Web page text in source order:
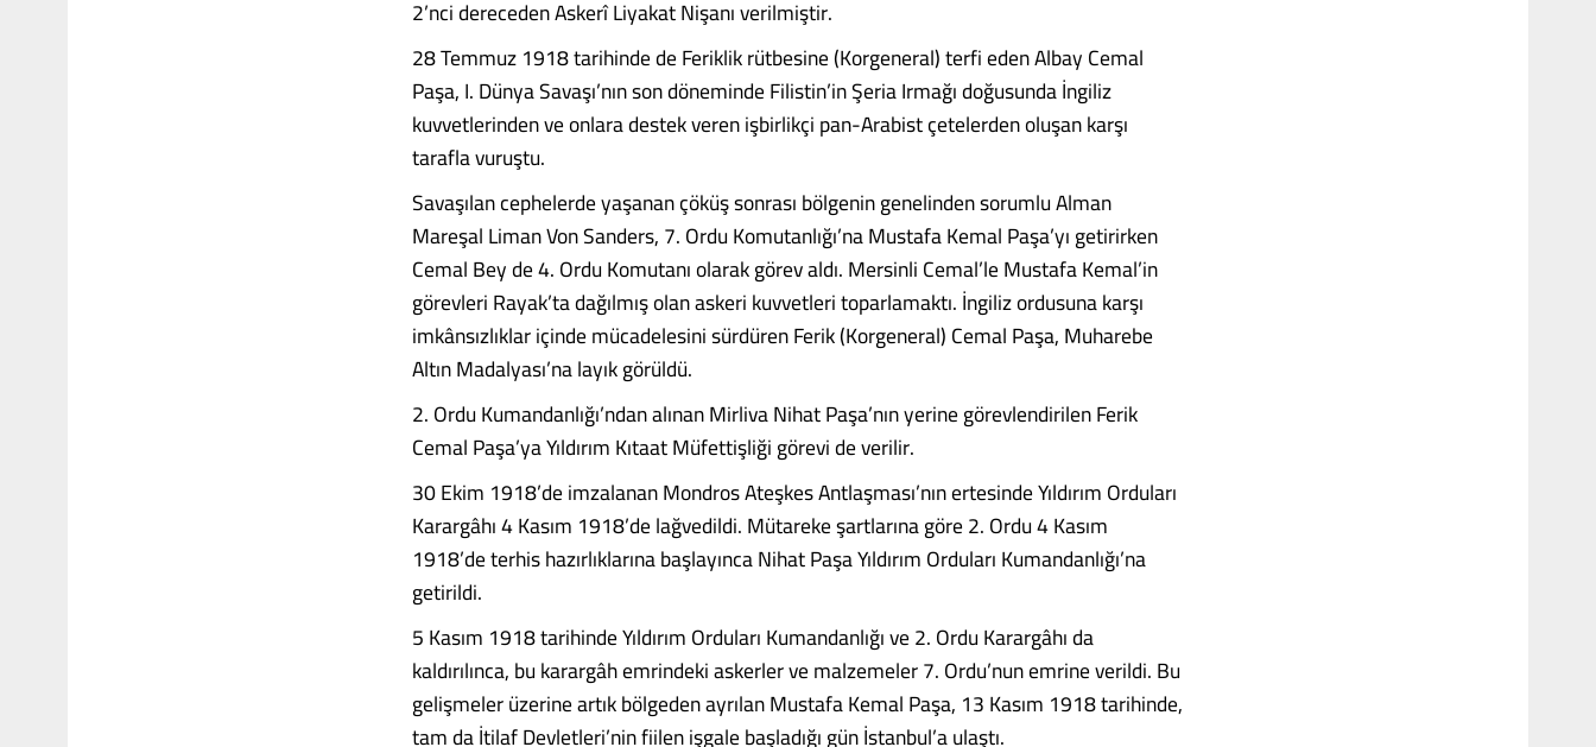
2’nci dereceden Askerî Liyakat Nişanı verilmiştir.
28 Temmuz 1918 tarihinde de Feriklik rütbesine (Korgeneral) terfi eden Albay Cemal
Paşa, I. Dünya Savaşı’nın son döneminde Filistin’in Şeria Irmağı doğusunda İngiliz
kuvvetlerinden ve onlara destek veren işbirlikçi pan-Arabist çetelerden oluşan karşı
tarafla vuruştu.
Savaşılan cephelerde yaşanan çöküş sonrası bölgenin genelinden sorumlu Alman
Mareşal Liman Von Sanders, 7. Ordu Komutanlığı’na Mustafa Kemal Paşa’yı getirirken
Cemal Bey de 4. Ordu Komutanı olarak görev aldı. Mersinli Cemal’le Mustafa Kemal’in
görevleri Rayak’ta dağılmış olan askeri kuvvetleri toparlamaktı. İngiliz ordusuna karşı
imkânsızlıklar içinde mücadelesini sürdüren Ferik (Korgeneral) Cemal Paşa, Muharebe
Altın Madalyası’na layık görüldü.
2. Ordu Kumandanlığı’ndan alınan Mirliva Nihat Paşa’nın yerine görevlendirilen Ferik
Cemal Paşa’ya Yıldırım Kıtaat Müfettişliği görevi de verilir.
30 Ekim 1918’de imzalanan Mondros Ateşkes Antlaşması’nın ertesinde Yıldırım Orduları
Karargâhı 4 Kasım 1918’de lağvedildi. Mütareke şartlarına göre 2. Ordu 4 Kasım
1918’de terhis hazırlıklarına başlayınca Nihat Paşa Yıldırım Orduları Kumandanlığı’na
getirildi.
5 Kasım 1918 tarihinde Yıldırım Orduları Kumandanlığı ve 2. Ordu Karargâhı da
kaldırılınca, bu karargâh emrindeki askerler ve malzemeler 7. Ordu’nun emrine verildi. Bu
gelişmeler üzerine artık bölgeden ayrılan Mustafa Kemal Paşa, 13 Kasım 1918 tarihinde,
tam da İtilaf Devletleri’nin fiilen işgale başladığı gün İstanbul’a ulaştı.